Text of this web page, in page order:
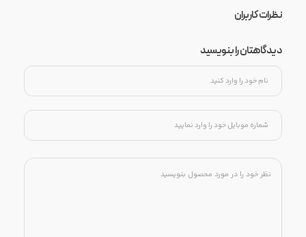
نظرات کاربران
دیدگاهتان را بنویسید